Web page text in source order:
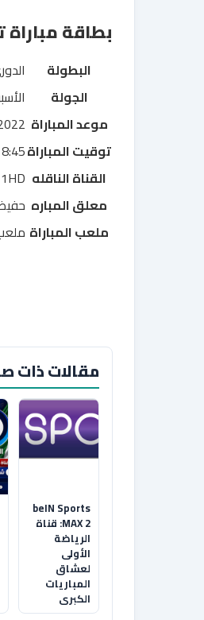
بطاقة
البطولة
الجولة
موعد المباراة
توقيت المباراة8:45 مساءا بتوقيت مصر
القناة الناقله
معلق المباره
ملعب المباراة
مقالات ذات
beIN Sports
MAX 2: قناة
الرياضة
الأولى
لعشاق
المباريات
الكبرى